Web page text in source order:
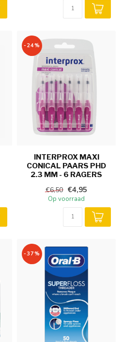
-24%
INTERPROX MAXI
CONICAL PAARS PHD
2.3 MM - 6 RAGERS
€6,50 €4,95
Op voorraad
-37%